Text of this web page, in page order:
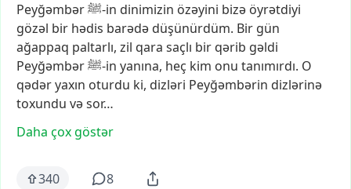
Peyğəmbər
ﷺ-in dinimizin özəyini bizə öyrətdiyi
gözəl bir hədis barədə düşünürdüm. Bir gün
ağappaq paltarlı, zil qara saçlı bir qərib gəldi
Peyğəmbər
ﷺ-in yanına, heç kim onu tanımırdı. O
qədəryaxın oturdu ki, dizləri Peyğəmbərin dizlərinə
toxundu vəsor…
Daha çox göstər
340 8